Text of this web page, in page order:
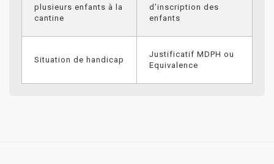
plusieurs enfants à la
cantine
d’inscription des
enfants
Situation de handicap
Justificatif MDPH ou
Equivalence